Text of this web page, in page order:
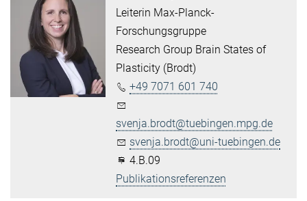
Leiterin Max-Planck-
Forschungsgruppe
Research Group Brain States of
Plasticity (Brodt)
+49 7071 601 740
svenja.brodt@tuebingen.mpg.de
svenja.brodt@uni-tuebingen.de
4.B.09
Publikationsreferenzen